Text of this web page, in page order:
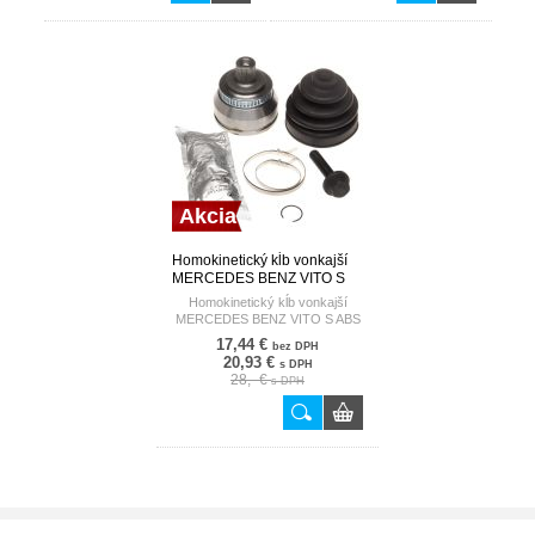
Akcia
Homokinetický kĺb vonkajší
MERCEDES BENZ VITO S
ABS HART
Homokinetický kĺb vonkajší
MERCEDES BENZ VITO S ABS
17,44 € bez DPH
20,93 € s DPH
28,- €s DPH